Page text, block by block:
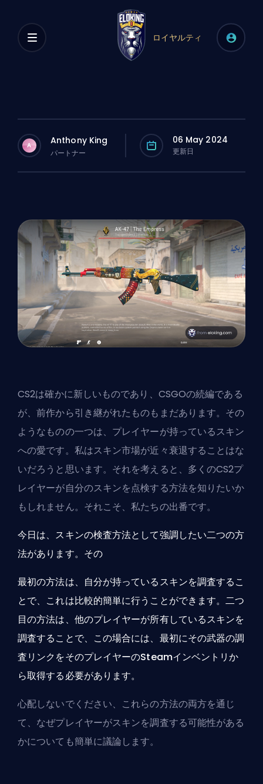
ロイヤルティ
A Anthony King
パートナー
06 May 2024
更新日
CS2は確かに新しいものであり、CSGOの続編である
が、前作から引き継がれたものもまだあります。その
ようなものの一つは、プレイヤーが持っているスキン
への愛です。私はスキン市場が近々衰退することはな
いだろうと思います。それを考えると、多くのCS2プ
レイヤーが自分のスキンを点検する方法を知りたいか
もしれません。それこそ、私たちの出番です。
今日は、スキンの検査方法として強調したい二つの方
法があります。その
最初の方法は、自分が持っているスキンを調査するこ
とで、これは比較的簡単に行うことができます。二つ
目の方法は、他のプレイヤーが所有しているスキンを
調査することで、この場合には、最初にその武器の調
査リンクをそのプレイヤーのSteamインベントリか
ら取得する必要があります。
心配しないでください、これらの方法の両方を通じ
て、なぜプレイヤーがスキンを調査する可能性がある
かについても簡単に議論します。